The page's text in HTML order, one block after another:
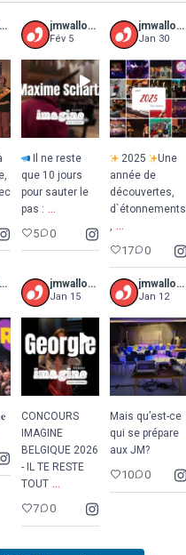
jmwalloniebruxelles jmwalloniebruxelles
Fév 5
Il ne reste
que 10 jours
pour sauter le
pas : ...
5 0
jmwalloniebruxelles
Jan 30
2025
Une
année de
découvertes,
d`étonnements
, ...
17 0
jmwalloniebruxelles jmwalloniebruxelles
Jan 15
CONCOURS
IMAGINE
BELGIQUE 2026
- IL TE RESTE
TOUT ...
7 0
jmwalloniebruxelles
Jan 12
Mais qu’est-ce
qui se prépare
aux JM?
10 0